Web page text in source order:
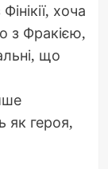
хоча
з Фракією,
що
як героя,